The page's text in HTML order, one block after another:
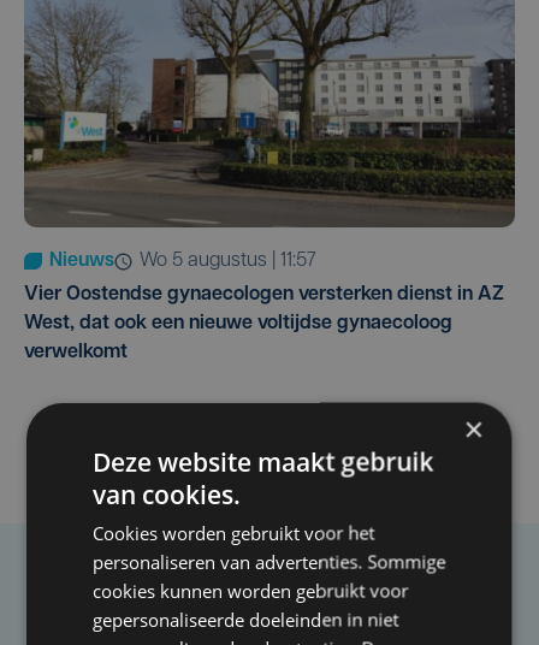
Nieuws
wo 5 augustus | 11:57
Vier Oostendse gynaecologen versterken dienst in AZ
West, dat ook een nieuwe voltijdse gynaecoloog
verwelkomt
Taalfout opgemerkt?
Heb je een taal- of schrijffout opgemerkt in dit
×
Deze website maakt gebruik
van cookies.
Cookies worden gebruikt voor het
personaliseren van advertenties. Sommige
cookies kunnen worden gebruikt voor
gepersonaliseerde doeleinden in niet